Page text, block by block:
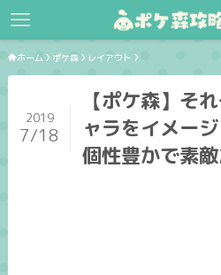
ホーム ポケ森 レイアウト
【ポケ森】そ
ャラをイメー
個性豊かで素
2019
7/18